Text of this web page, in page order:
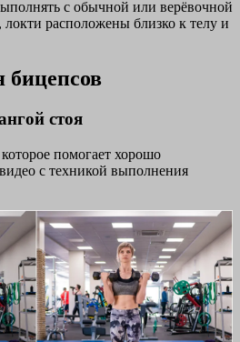
с обычной или верёвочной
расположены близко к телу и
бицепсов
стоя
помогает хорошо
с техникой выполнения